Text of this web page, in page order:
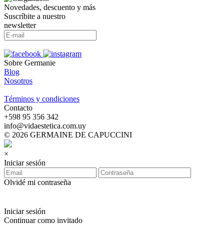
Novedades, descuento y más
Suscríbite a nuestro
newsletter
Sobre Germanie
Blog
Nosotros
Términos y condiciones
Contacto
‪+598 95 356 342‬
info@vidaestetica.com.uy
© 2026 GERMAINE DE CAPUCCINI
×
Iniciar sesión
Olvidé mi contraseña
Iniciar sesión
Continuar como invitado